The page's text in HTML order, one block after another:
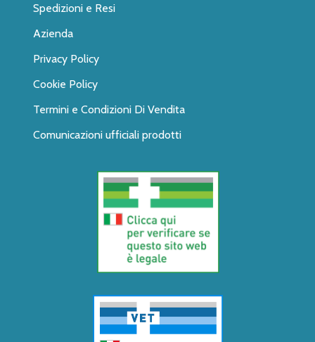
Spedizioni e Resi
Azienda
Privacy Policy
Cookie Policy
Termini e Condizioni Di Vendita
Comunicazioni ufficiali prodotti